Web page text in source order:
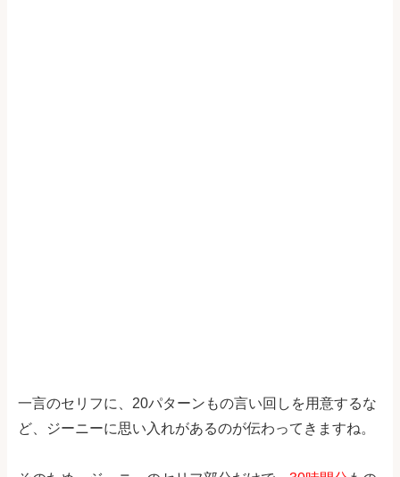
一言のセリフに、20パターンもの言い回しを用意するな
ど、ジーニーに思い入れがあるのが伝わってきますね。